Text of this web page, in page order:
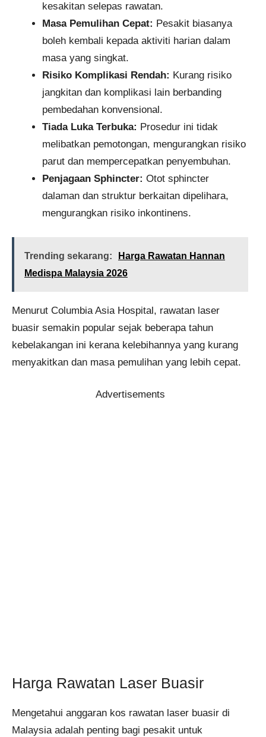
kesakitan selepas rawatan.
Masa Pemulihan Cepat: Pesakit biasanya
boleh kembali kepada aktiviti harian dalam
masa yang singkat.
Risiko Komplikasi Rendah: Kurang risiko
jangkitan dan komplikasi lain berbanding
pembedahan konvensional.
Tiada Luka Terbuka: Prosedur ini tidak
melibatkan pemotongan, mengurangkan risiko
parut dan mempercepatkan penyembuhan.
Penjagaan Sphincter: Otot sphincter
dalaman dan struktur berkaitan dipelihara,
mengurangkan risiko inkontinens.
Trending sekarang:
Harga Rawatan Hannan
Medispa Malaysia 2026
Menurut Columbia Asia Hospital, rawatan laser
buasir semakin popular sejak beberapa tahun
kebelakangan ini kerana kelebihannya yang kurang
menyakitkan dan masa pemulihan yang lebih cepat.
Advertisements
Harga Rawatan Laser Buasir
Mengetahui anggaran kos rawatan laser buasir di
Malaysia adalah penting bagi pesakit untuk